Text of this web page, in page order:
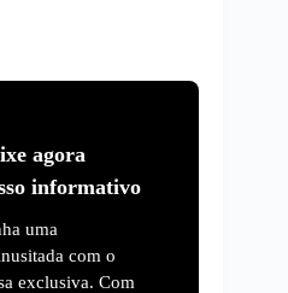
agora
informativo
uma
com o
exclusiva. Com